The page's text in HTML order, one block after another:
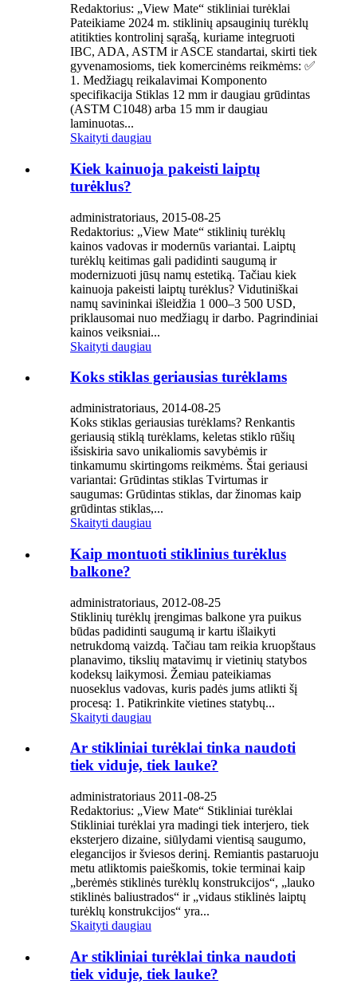
Redaktorius: „View Mate“ stikliniai turėklai
Pateikiame 2024 m. stiklinių apsauginių turėklų
atitikties kontrolinį sąrašą, kuriame integruoti
IBC, ADA, ASTM ir ASCE standartai, skirti tiek
gyvenamosioms, tiek komercinėms reikmėms: ✅
1. Medžiagų reikalavimai Komponento
specifikacija Stiklas 12 mm ir daugiau grūdintas
(ASTM C1048) arba 15 mm ir daugiau
laminuotas...
Skaityti daugiau
Kiek kainuoja pakeisti laiptų
turėklus?
administratoriaus, 2015-08-25
Redaktorius: „View Mate“ stiklinių turėklų
kainos vadovas ir modernūs variantai. Laiptų
turėklų keitimas gali padidinti saugumą ir
modernizuoti jūsų namų estetiką. Tačiau kiek
kainuoja pakeisti laiptų turėklus? Vidutiniškai
namų savininkai išleidžia 1 000–3 500 USD,
priklausomai nuo medžiagų ir darbo. Pagrindiniai
kainos veiksniai...
Skaityti daugiau
Koks stiklas geriausias turėklams
administratoriaus, 2014-08-25
Koks stiklas geriausias turėklams? Renkantis
geriausią stiklą turėklams, keletas stiklo rūšių
išsiskiria savo unikaliomis savybėmis ir
tinkamumu skirtingoms reikmėms. Štai geriausi
variantai: Grūdintas stiklas Tvirtumas ir
saugumas: Grūdintas stiklas, dar žinomas kaip
grūdintas stiklas,...
Skaityti daugiau
Kaip montuoti stiklinius turėklus
balkone?
administratoriaus, 2012-08-25
Stiklinių turėklų įrengimas balkone yra puikus
būdas padidinti saugumą ir kartu išlaikyti
netrukdomą vaizdą. Tačiau tam reikia kruopštaus
planavimo, tikslių matavimų ir vietinių statybos
kodeksų laikymosi. Žemiau pateikiamas
nuoseklus vadovas, kuris padės jums atlikti šį
procesą: 1. Patikrinkite vietines statybų...
Skaityti daugiau
Ar stikliniai turėklai tinka naudoti
tiek viduje, tiek lauke?
administratoriaus 2011-08-25
Redaktorius: „View Mate“ Stikliniai turėklai
Stikliniai turėklai yra madingi tiek interjero, tiek
eksterjero dizaine, siūlydami vientisą saugumo,
elegancijos ir šviesos derinį. Remiantis pastaruoju
metu atliktomis paieškomis, tokie terminai kaip
„berėmės stiklinės turėklų konstrukcijos“, „lauko
stiklinės baliustrados“ ir „vidaus stiklinės laiptų
turėklų konstrukcijos“ yra...
Skaityti daugiau
Ar stikliniai turėklai tinka naudoti
tiek viduje, tiek lauke?